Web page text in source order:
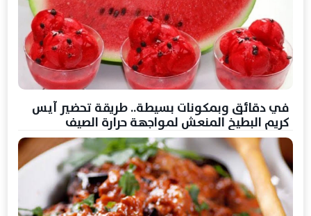
في دقائق وبمكونات بسيطة.. طريقة تحضير آيس
كريم البطيخ المنعش لمواجهة حرارة الصيف